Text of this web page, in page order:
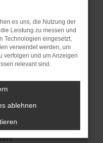
neuesten Stand
nur ein
kann auch dazu
nicht mehr
Schritte versucht
Wir werden
uns bei der
es uns, die Nutzung der
Leistung zu messen und
Technologien eingesetzt,
verwendet werden, um
verfolgen und um Anzeigen
relevant sind.
ablehnen